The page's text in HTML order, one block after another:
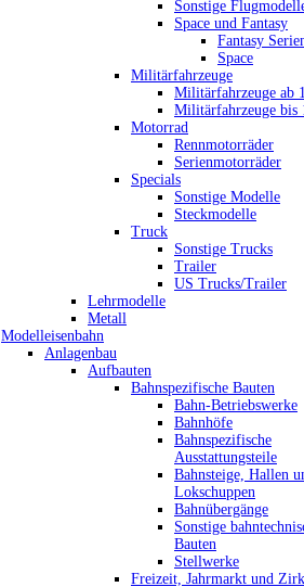
Sonstige
Space und Fantasy
Fantasy
Space
Militärfahrzeuge
Militärfahrzeuge ab
Militärfahrzeuge bis
Motorrad
Rennmotorräder
Serienmotorräder
Specials
Sonstige Modelle
Steckmodelle
Truck
Sonstige Trucks
Trailer
US Trucks/Trailer
Lehrmodelle
Metall
Modelleisenbahn
Anlagenbau
Aufbauten
Bahnspezifische Bauten
Bahn-Betriebswerke
Bahnhöfe
Bahnspezifische
Ausstattungsteile
Bahnsteige, Hallen
Lokschuppen
Bahnübergänge
Sonstige
Bauten
Stellwerke
Freizeit, Jahrmarkt und